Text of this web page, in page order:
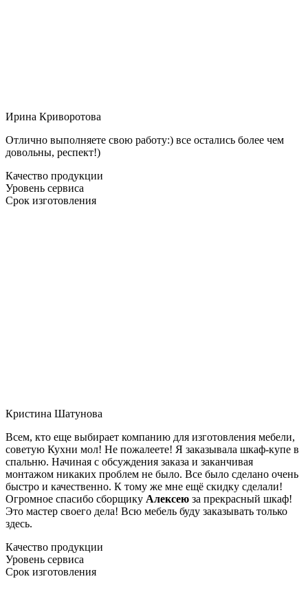
Ирина Криворотова
Отлично выполняете свою работу:) все остались более чем
довольны, респект!)
Качество продукции
Уровень сервиса
Срок изготовления
Кристина Шатунова
Всем, кто еще выбирает компанию для изготовления мебели,
советую Кухни мол! Не пожалеете! Я заказывала шкаф-купе в
спальню. Начиная с обсуждения заказа и заканчивая
монтажом никаких проблем не было. Все было сделано очень
быстро и качественно. К тому же мне ещё скидку сделали!
Огромное спасибо сборщику Алексею за прекрасный шкаф!
Это мастер своего дела! Всю мебель буду заказывать только
здесь.
Качество продукции
Уровень сервиса
Срок изготовления